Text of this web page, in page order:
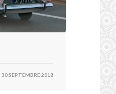
30 SEPTEMBRE 2018